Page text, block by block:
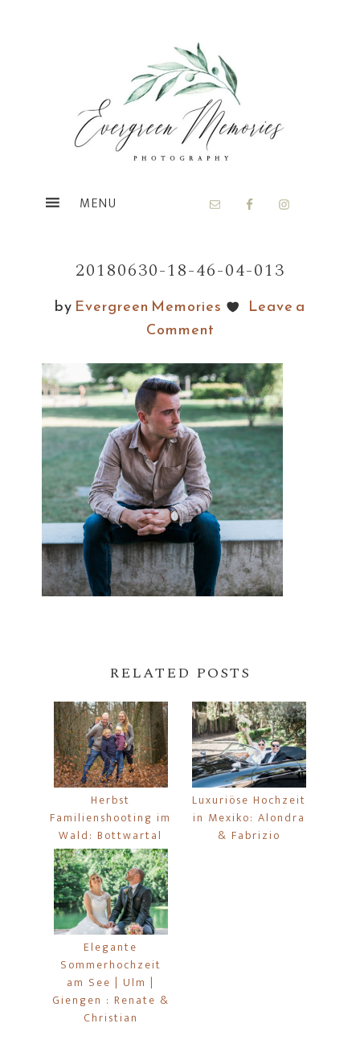
20180630-18-46-04-013
by Evergreen Memories
Leave a
Comment
RELATED POSTS
Herbst
Familienshooting im
Wald: Bottwartal
Luxuriöse Hochzeit
in Mexiko: Alondra
& Fabrizio
Elegante
Sommerhochzeit
am See | Ulm |
Giengen : Renate &
Christian